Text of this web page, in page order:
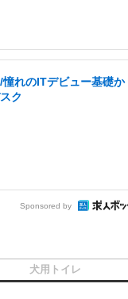
れのITデビュー基礎か
ク
Sponsored by
犬用トイレ